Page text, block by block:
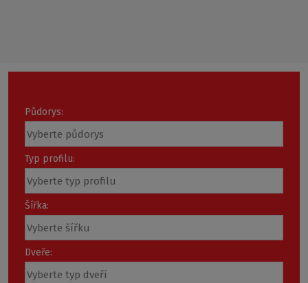
Loading...
Půdorys:
Typ profilu:
Šířka:
Dveře: